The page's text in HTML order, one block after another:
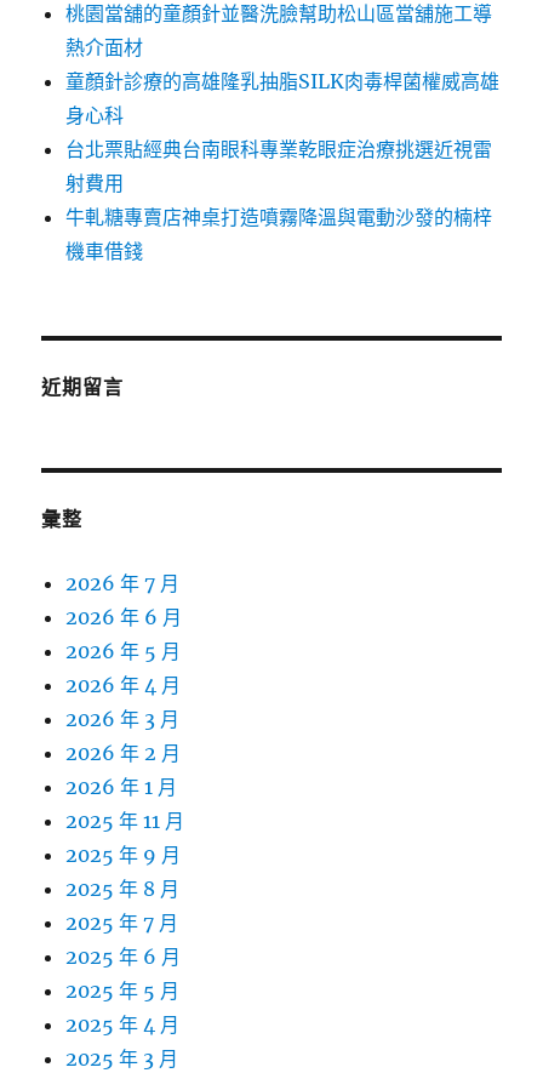
桃園當舖的童顏針並醫洗臉幫助松山區當舖施工導
熱介面材
童顏針診療的高雄隆乳抽脂SILK肉毒桿菌權威高雄
身心科
台北票貼經典台南眼科專業乾眼症治療挑選近視雷
射費用
牛軋糖專賣店神桌打造噴霧降溫與電動沙發的楠梓
機車借錢
近期留言
彙整
2026 年 7 月
2026 年 6 月
2026 年 5 月
2026 年 4 月
2026 年 3 月
2026 年 2 月
2026 年 1 月
2025 年 11 月
2025 年 9 月
2025 年 8 月
2025 年 7 月
2025 年 6 月
2025 年 5 月
2025 年 4 月
2025 年 3 月